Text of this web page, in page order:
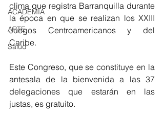
ACADEMIA
ARTE
Salud
clima que registra Barranquilla durante
la época en que se realizan los XXIII
Juegos Centroamericanos y del
Caribe.
Este Congreso, que se constituye en la
antesala de la bienvenida a las 37
delegaciones que estarán en las
justas, es gratuito.